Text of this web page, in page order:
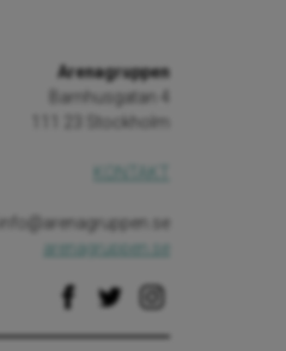
Arenagruppen
Barnhusgatan 4
111 23 Stockholm
info@arenagruppen.se
arenagruppen.se